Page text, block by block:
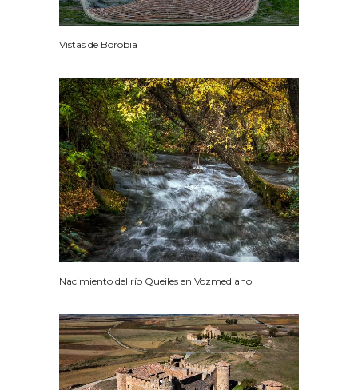
Vistas de Borobia
Nacimiento del río Queiles en Vozmediano